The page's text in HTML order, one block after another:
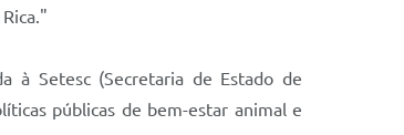
à Setesc (Secretaria de Estado de
públicas de bem-estar animal e